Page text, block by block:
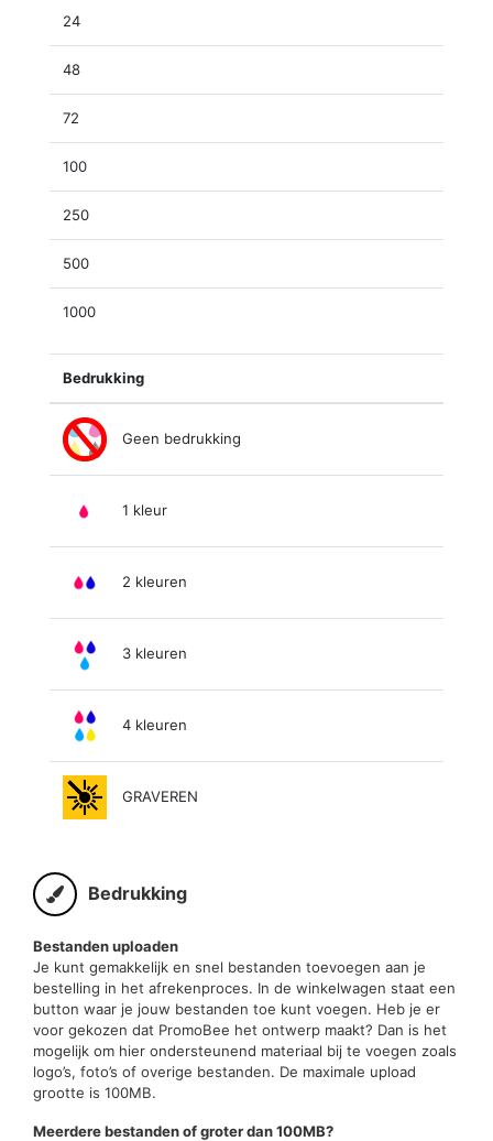
24
48
72
100
250
500
1000
Bedrukking
Geen bedrukking
1 kleur
2 kleuren
3 kleuren
4 kleuren
GRAVEREN
Bedrukking
Bestanden uploaden
Je kunt gemakkelijk en snel bestanden toevoegen aan je
bestelling in het afrekenproces. In de winkelwagen staat een
button waar je jouw bestanden toe kunt voegen. Heb je er
voor gekozen dat PromoBee het ontwerp maakt? Dan is het
mogelijk om hier ondersteunend materiaal bij te voegen zoals
logo’s, foto’s of overige bestanden. De maximale upload
grootte is 100MB.
Meerdere bestanden of groter dan 100MB?